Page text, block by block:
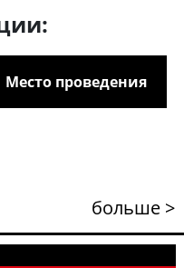
Место проведения
больше >